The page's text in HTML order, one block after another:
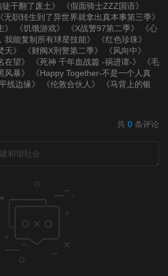
干翻了废土》
《假面骑士ZZZ国语》
《无职转生到了异世界就拿出真本事第三季》
》 《饥饿游戏》 《X战警97第二季》
《心
我能复制所有球星技能》
《红色珍珠》
》
《财阀X刑警第二季》
《风向中》
在望》 《死神 千年血战篇 -祸进谭-》
《毛
风暴》
《Happy Together-不是一个人真
线边缘》 《伦敦合伙人》
《马背上的银
共 0 条评论